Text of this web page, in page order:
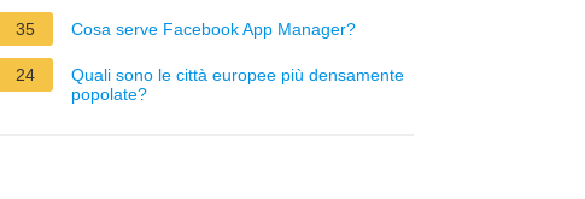
35 Cosa serve Facebook App Manager?
24
Quali sono le città europee più densamente
popolate?